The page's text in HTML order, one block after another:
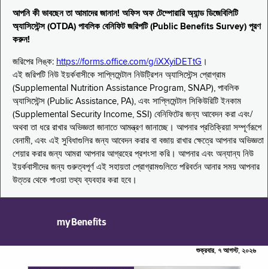
আপনি কী ভাবছেন তা আমাদের জানান! অফিস অফ টেম্পোরারি অ্যান্ড ডিজেবিলিটি
অ্যাসিস্টেন্স (OTDA) পাবলিক বেনিফিট জরিপটি (Public Benefits Survey) পূরণ
করুন!
জরিপের লিঙ্ক: https://forms.office.com/g/iXXyiDETtG ।
এই জরিপটি নিউ ইয়র্কবাসীকে সাপ্লিমেন্টাল নিউট্রিশন অ্যাসিস্টেন্স প্রোগ্রাম
(Supplemental Nutrition Assistance Program, SNAP), পাবলিক
অ্যাসিস্টেন্স (Public Assistance, PA), এবং সাপ্লিমেন্টাল সিকিউরিটি ইনকাম
(Supplemental Security Income, SSI) বেনিফিটের জন্য আবেদন করা এবং/
অথবা তা ধরে রাখার অভিজ্ঞতা জানাতে আমন্ত্রণ জানাচ্ছে। আপনার প্রতিক্রিয়া সম্পূর্ণরূপে
বেনামী, এবং এই সুবিধাগুলির জন্য আবেদন করার বা বজায় রাখার ক্ষেত্রে আপনার অভিজ্ঞতা
শেয়ার করার জন্য আমরা আপনার আগ্রহের প্রশংসা করি। আপনার এবং অন্যান্য নিউ
ইয়র্কবাসীদের জন্য গুরুত্বপূর্ণ এই সহায়তা প্রোগ্রামগুলিতে পরিবর্তন আনার সময় আপনার
উত্তর থেকে পাওয়া তথ্য ব্যবহার করা হবে।
myBenefits
শুক্রবার, ৭ আগস্ট, ২০২৬